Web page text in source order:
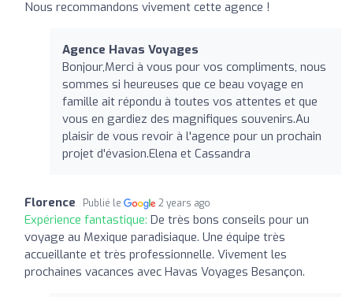
Nous recommandons vivement cette agence !
Agence Havas Voyages
Bonjour,Merci à vous pour vos compliments, nous
sommes si heureuses que ce beau voyage en
famille ait répondu à toutes vos attentes et que
vous en gardiez des magnifiques souvenirs.Au
plaisir de vous revoir à l'agence pour un prochain
projet d'évasion.Elena et Cassandra
Florence Publié le 2 years ago
Expérience fantastique: De très bons conseils pour un
voyage au Mexique paradisiaque. Une équipe très
accueillante et très professionnelle. Vivement les
prochaines vacances avec Havas Voyages Besançon.